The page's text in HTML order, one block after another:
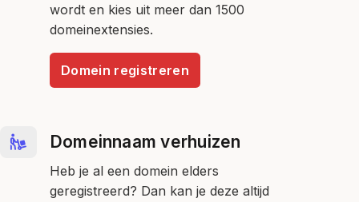
wordt en kies uit meer dan 1500
domeinextensies.
Domein registreren
Domeinnaam verhuizen
Heb je al een domein elders
geregistreerd? Dan kan je deze altijd